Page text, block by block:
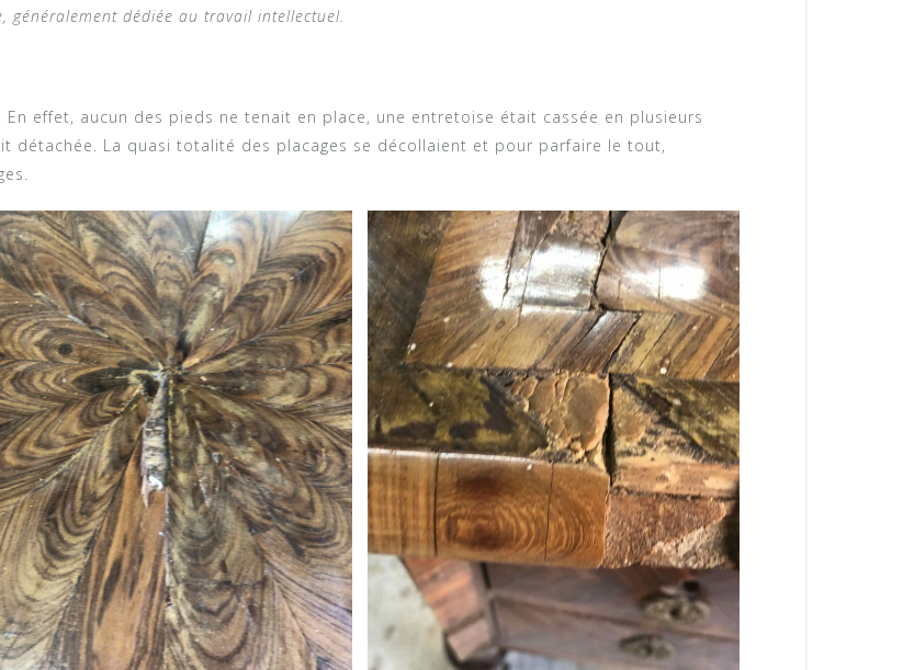
généralement dédiée au travail intellectuel.
effet, aucun des pieds ne tenait en place, une entretoise était cassée en plusieurs
détachée. La quasi totalité des placages se décollaient et pour parfaire le tout,